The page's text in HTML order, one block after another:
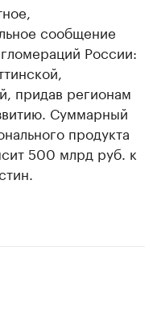
сообщение
России:
придав регионам
Суммарный
продукта
500 млрд руб. к